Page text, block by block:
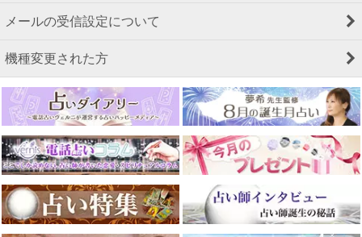
メールの受信設定について
機種変更された方